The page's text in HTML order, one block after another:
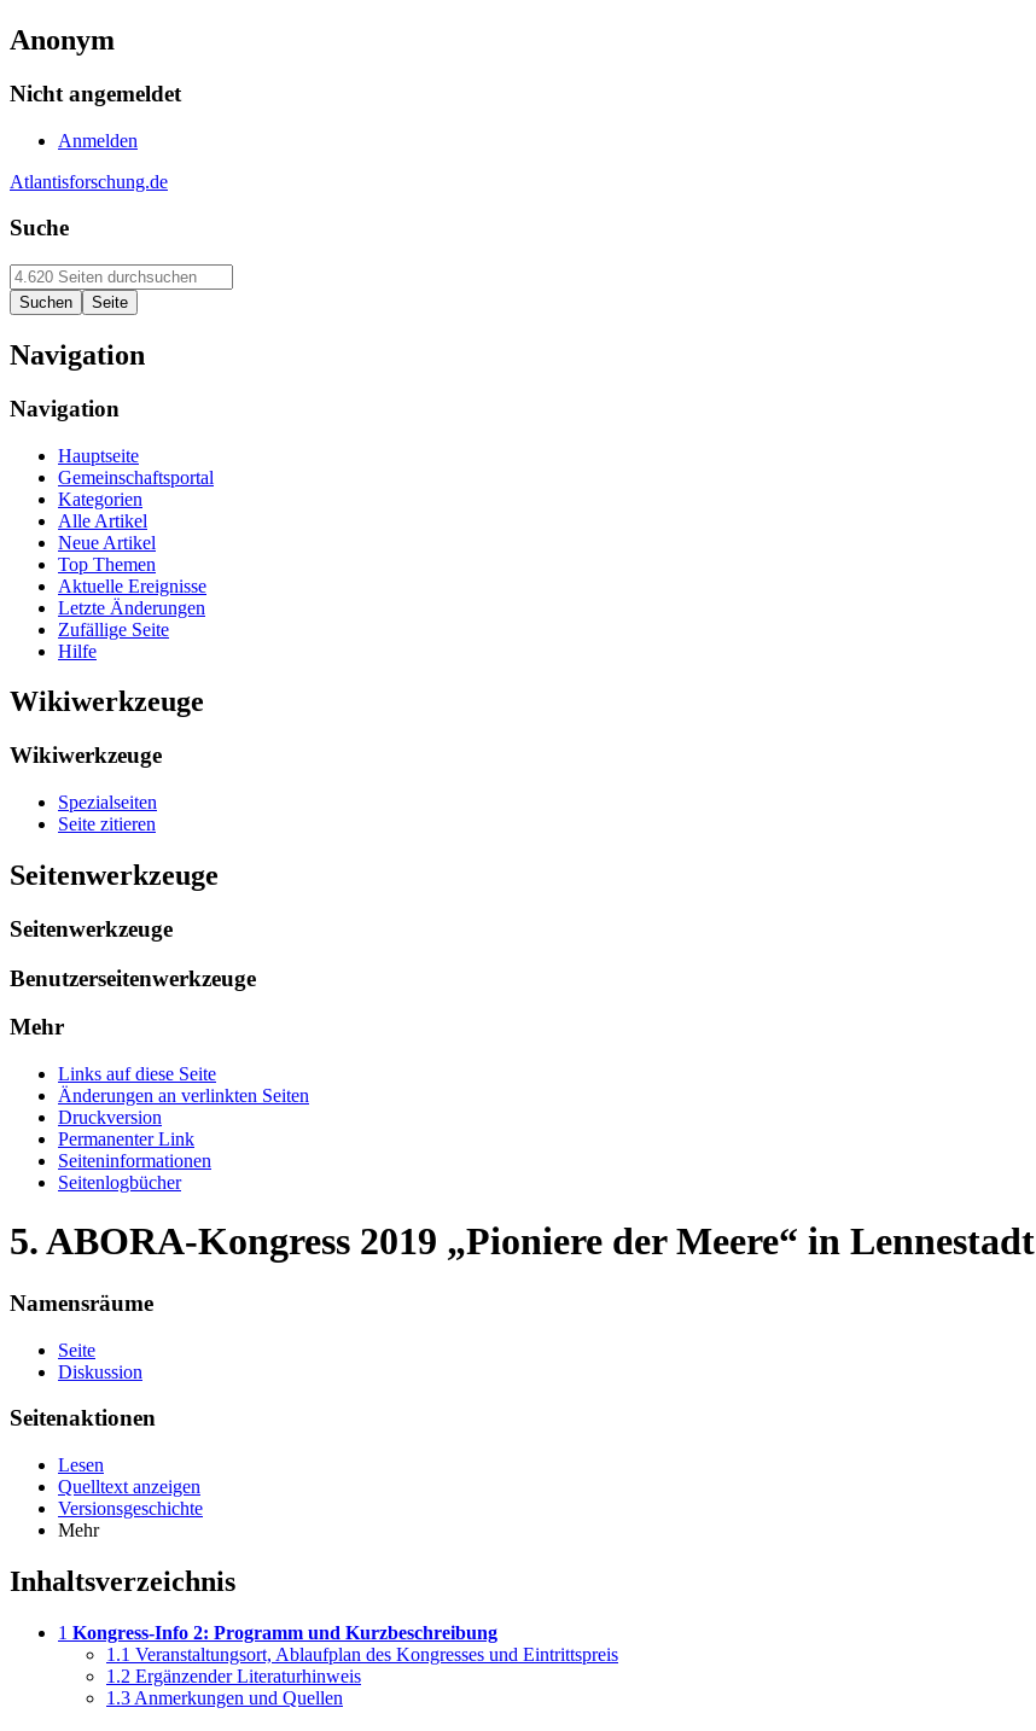
Anonym
Nicht angemeldet
Anmelden
Atlantisforschung.de
Suche
Navigation
Navigation
Hauptseite
Gemeinschaftsportal
Kategorien
Alle Artikel
Neue Artikel
Top Themen
Aktuelle Ereignisse
Letzte Änderungen
Zufällige Seite
Hilfe
Wikiwerkzeuge
Wikiwerkzeuge
Spezialseiten
Seite zitieren
Seitenwerkzeuge
Seitenwerkzeuge
Benutzerseitenwerkzeuge
Mehr
Links auf diese Seite
Änderungen an verlinkten Seiten
Druckversion
Permanenter Link
Seiten­informationen
Seitenlogbücher
5. ABORA-Kongress 2019 „Pioniere der Meere“ in Lennestadt
Namensräume
Seite
Diskussion
Seitenaktionen
Lesen
Quelltext anzeigen
Versionsgeschichte
Mehr
Inhaltsverzeichnis
1 Kongress-Info 2: Programm und Kurzbeschreibung
1.1 Veranstaltungsort, Ablaufplan des Kongresses und Eintrittspreis
1.2 Ergänzender Literaturhinweis
1.3 Anmerkungen und Quellen